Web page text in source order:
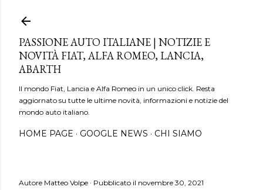
PASSIONE AUTO ITALIANE | NOTIZIE E
NOVITÀ FIAT, ALFA ROMEO, LANCIA,
ABARTH
Il mondo Fiat, Lancia e Alfa Romeo in un unico click. Resta
aggiornato su tutte le ultime novità, informazioni e notizie del
mondo auto italiano.
HOME PAGE GOOGLE NEWS CHI SIAMO
Autore Matteo Volpe Pubblicato il novembre 30, 2021